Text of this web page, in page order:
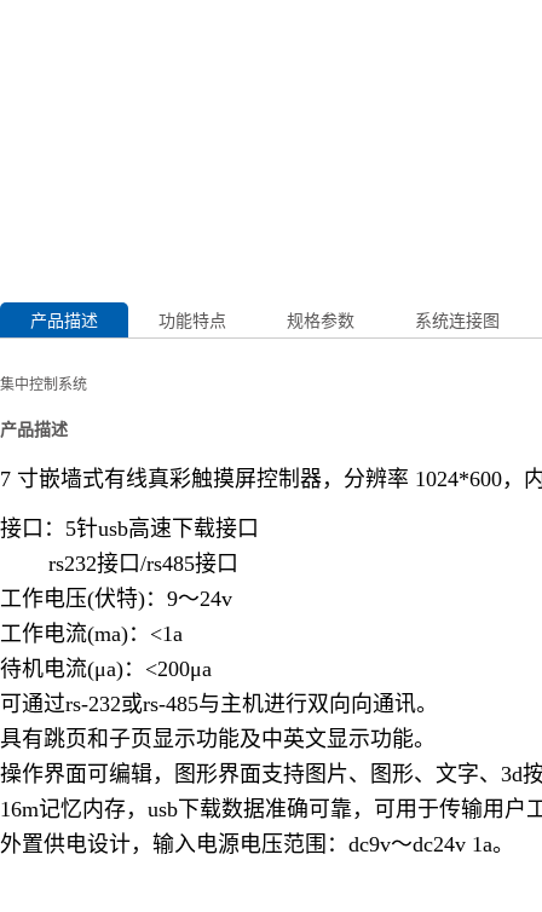
产品描述 功能特点 规格参数 系统连接图
集中控制系统
产品描述
7 寸嵌墙式有线真彩触摸屏控制器，分辨率 1024*600，
接口：5针usb高速下载接口
rs232接口/rs485接口
工作电压(伏特)：9～24v
工作电流(ma)：<1a
待机电流(μa)：<200μa
可通过rs-232或rs-485与主机进行双向向通讯。
具有跳页和子页显示功能及中英文显示功能。
操作界面可编辑，图形界面支持图片、图形、文字、3d
16m记忆内存，usb下载数据准确可靠，可用于传输用户
外置供电设计，输入电源电压范围：dc9v～dc24v 1a。